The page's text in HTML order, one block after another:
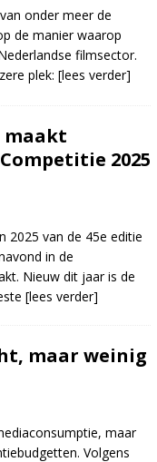
onder meer de
de manier waarop
filmsector.
plek: [lees verder]
maakt
2025
2025 van de 45e editie
in de
Nieuw dit jaar is de
[lees verder]
maar weinig
maar
Volgens